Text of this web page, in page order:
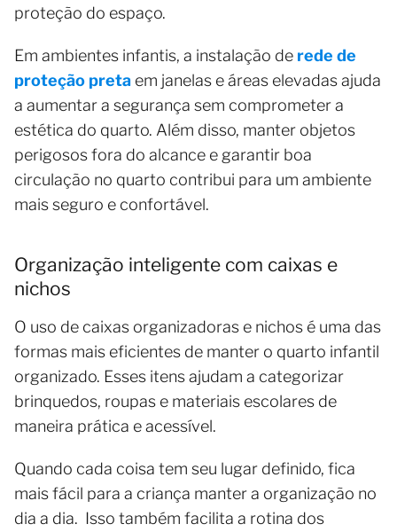
proteção do espaço.
Em ambientes infantis, a instalação de rede de
proteção preta em janelas e áreas elevadas ajuda
a aumentar a segurança sem comprometer a
estética do quarto. Além disso, manter objetos
perigosos fora do alcance e garantir boa
circulação no quarto contribui para um ambiente
mais seguro e confortável.
Organização inteligente com caixas e
nichos
O uso de caixas organizadoras e nichos é uma das
formas mais eficientes de manter o quarto infantil
organizado. Esses itens ajudam a categorizar
brinquedos, roupas e materiais escolares de
maneira prática e acessível.
Quando cada coisa tem seu lugar definido, fica
mais fácil para a criança manter a organização no
dia a dia. Isso também facilita a rotina dos